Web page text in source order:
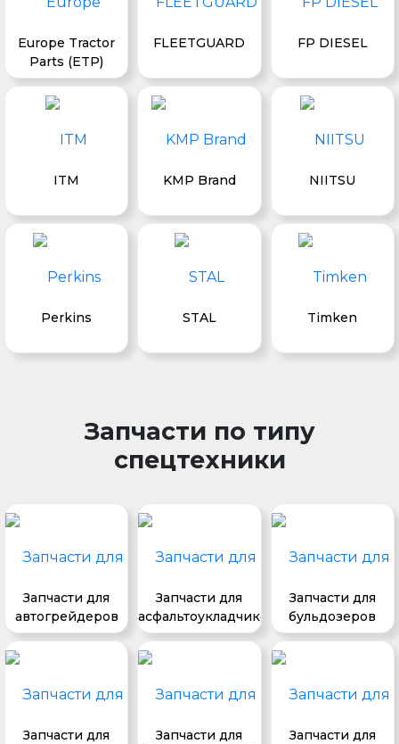
Europe Tractor
Parts (ETP)
FLEETGUARD FP DIESEL
ITM KMP Brand NIITSU
Perkins STAL Timken
Запчасти по типу
спецтехники
Запчасти для
автогрейдеров
Запчасти для
асфальтоукладчиков
Запчасти для
бульдозеров
Запчасти для
Запчасти для
Запчасти для